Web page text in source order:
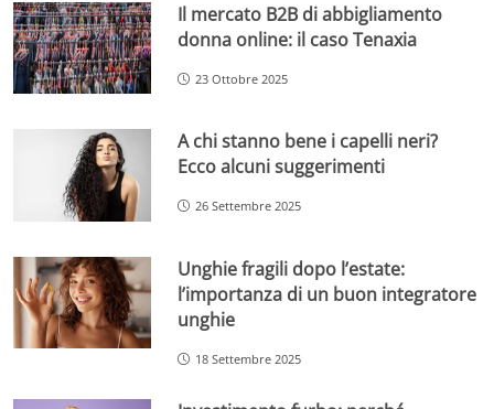
Il mercato B2B di abbigliamento
donna online: il caso Tenaxia
23 Ottobre 2025
A chi stanno bene i capelli neri?
Ecco alcuni suggerimenti
26 Settembre 2025
Unghie fragili dopo l’estate:
l’importanza di un buon integratore
unghie
18 Settembre 2025